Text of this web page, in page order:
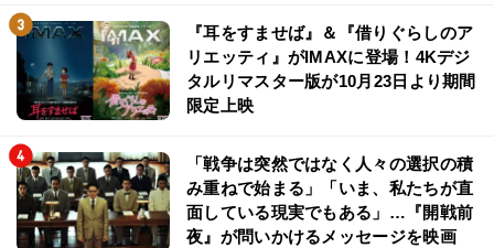
『耳をすませば』＆『借りぐらしのア
リエッティ』がIMAXに登場！4Kデジ
タルリマスター版が10月23日より期間
限定上映
「戦争は突然ではなく人々の選択の積
み重ねで始まる」「いま、私たちが直
面している現実でもある」…『開戦前
夜』が問いかけるメッセージを映画